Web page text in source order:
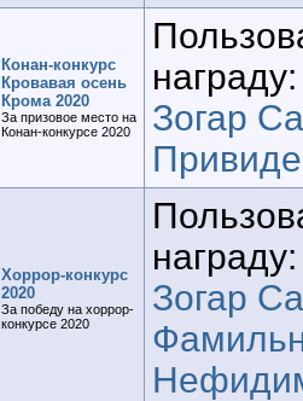
Конан-конкурс
Кровавая осень
Крома 2020
За призовое место на
Конан-конкурсе 2020
Зогар
Хоррор-конкурс
2020
За победу на хоррор-
конкурсе 2020
Зогар